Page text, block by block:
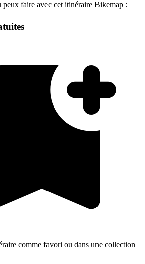
faire avec cet itinéraire Bikemap :
comme favori ou dans une collection